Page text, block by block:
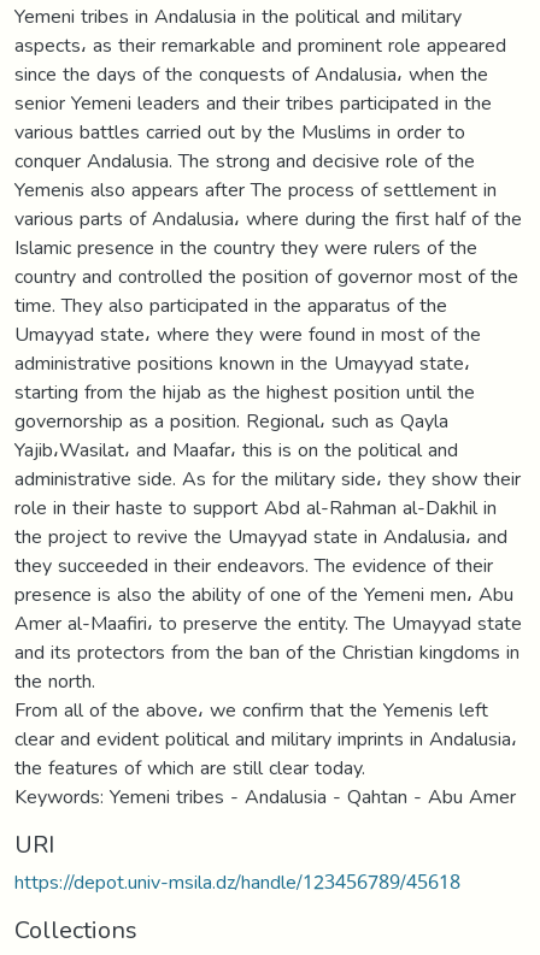
Yemeni tribes in Andalusia in the political and military
aspects، as their remarkable and prominent role appeared
since the days of the conquests of Andalusia، when the
senior Yemeni leaders and their tribes participated in the
various battles carried out by the Muslims in order to
conquer Andalusia. The strong and decisive role of the
Yemenis also appears after The process of settlement in
various parts of Andalusia، where during the first half of the
Islamic presence in the country they were rulers of the
country and controlled the position of governor most of the
time. They also participated in the apparatus of the
Umayyad state، where they were found in most of the
administrative positions known in the Umayyad state،
starting from the hijab as the highest position until the
governorship as a position. Regional، such as Qayla
Yajib،Wasilat، and Maafar، this is on the political and
administrative side. As for the military side، they show their
role in their haste to support Abd al-Rahman al-Dakhil in
the project to revive the Umayyad state in Andalusia، and
they succeeded in their endeavors. The evidence of their
presence is also the ability of one of the Yemeni men، Abu
Amer al-Maafiri، to preserve the entity. The Umayyad state
and its protectors from the ban of the Christian kingdoms in
the north.
From all of the above، we confirm that the Yemenis left
clear and evident political and military imprints in Andalusia،
the features of which are still clear today.
Keywords: Yemeni tribes - Andalusia - Qahtan - Abu Amer
URI
https://depot.univ-msila.dz/handle/123456789/45618
Collections